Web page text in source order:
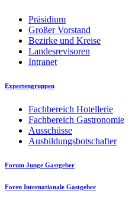
Präsidium
Großer Vorstand
Bezirke und Kreise
Landesrevisoren
Intranet
Expertengruppen
Fachbereich Hotellerie
Fachbereich Gastronomie
Ausschüsse
Ausbildungsbotschafter
Forum Junge Gastgeber
Foren Internationale Gastgeber